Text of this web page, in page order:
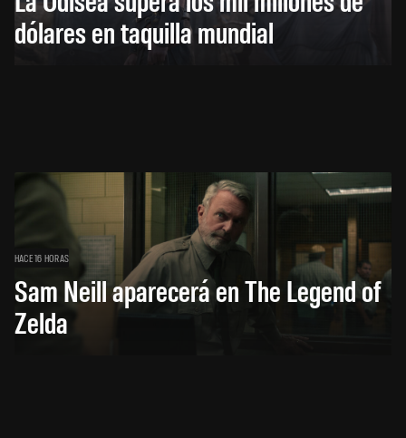
dólares en taquilla mundial
HACE 16 HORAS
Sam Neill aparecerá en The Legend of
Zelda